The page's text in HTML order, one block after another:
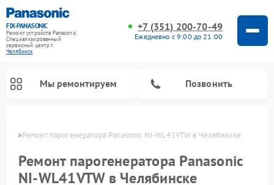
FIX-PANASONIC
Ремонт устройств Panasonic
Специализированный
cервисный центр г.
Челябинск
+7 (351) 200-70-49
Ежедневно с 9:00 до 21:00
Мы ремонтируем Позвонить
Ремонт парогенератора Panasonic NI-WL41VTW в Челябинске
Ремонт парогенератора Panasonic
NI-WL41VTW в Челябинске